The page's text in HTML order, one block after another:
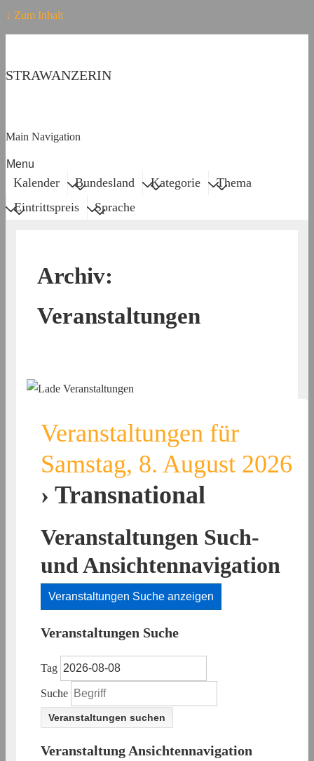
↓ Zum Inhalt
STRAWANZERIN
Main Navigation
Menu
Kalender Bundesland Kategorie
Thema
Eintrittspreis
Sprache
Archiv:
Veranstaltungen
Veranstaltungen für
Samstag, 8. August 2026
› Transnational
Veranstaltungen Such-
und Ansichtennavigation
Veranstaltungen Suche anzeigen
Veranstaltungen Suche
Tag
Suche
Veranstaltung Ansichtennavigation